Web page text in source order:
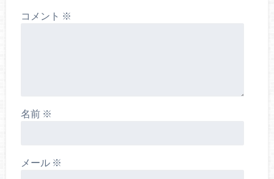
コメント ※
名前 ※
メール ※